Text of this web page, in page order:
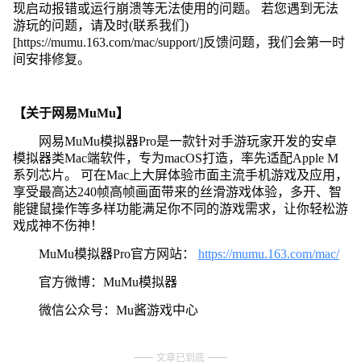
现启动报错或运行崩溃等无法使用的问题。 若您遇到无法
游玩的问题，请及时(联系我们)
[https://mumu.163.com/mac/support/]反馈问题，我们会第一时
间安排修复。
【关于网易MuMu】
网易MuMu模拟器Pro是一款针对手游玩家开发的安卓
模拟器类Mac端软件，专为macOS打造，率先适配Apple M
系列芯片。 可在Mac上大屏体验市面主流手机游戏及应用，
享受最高达240帧高帧画面带来的丝滑游戏体验，多开、智
能键鼠操作等多样功能满足你不同的游戏需求，让你轻松游
戏成神不伤神！
MuMu模拟器Pro官方网站： https://mumu.163.com/mac/
官方微博：MuMu模拟器
微信公众号：Mu酱游戏中心
文章已到底